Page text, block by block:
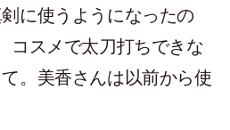
に使うようになったの
コスメで太刀打ちできな
。美香さんは以前から使